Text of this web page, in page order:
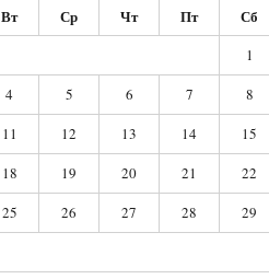
Вт Ср Чт Пт Сб
1
4 5 6 7 8
11 12 13 14 15
18 19 20 21 22
25 26 27 28 29